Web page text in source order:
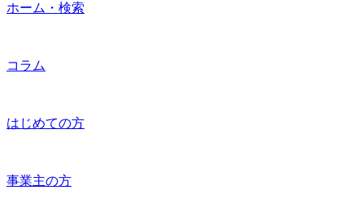
ホーム・検索
コラム
はじめての方
事業主の方